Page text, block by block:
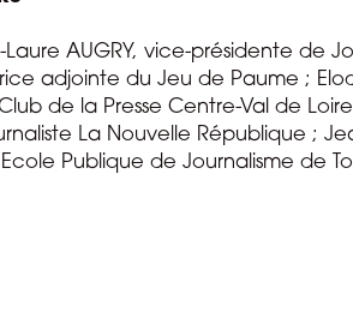
Laure AUGRY, vice-présidente de
adjointe du Jeu de Paume ;
de la Presse Centre-Val de
La Nouvelle République ;
Publique de Journalisme de